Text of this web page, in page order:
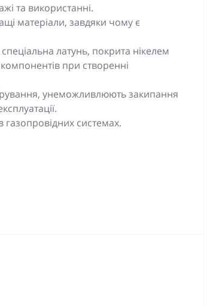
та використанні.
матеріали, завдяки чому є
латунь, покрита нікелем
компонентів при створенні
унеможливлюють закипання
газопровідних системах.